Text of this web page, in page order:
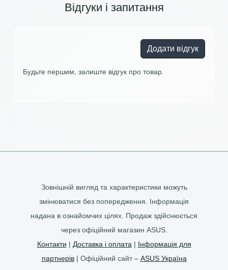
Відгуки і запитання
Додати відгук
Будьте першим, залиште відгук про товар.
Зовнішній вигляд та характеристики можуть
змінюватися без попередження. Інформація
надана в ознайомчих цілях. Продаж здійснюється
через офіційний магазин ASUS.
Контакти | Доставка і оплата | Інформація для
партнерів| Офіційний сайт – ASUS Україна